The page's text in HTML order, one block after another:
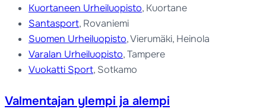
Kuortaneen Urheiluopisto, Kuortane
Santasport, Rovaniemi
Suomen Urheiluopisto, Vierumäki, Heinola
Varalan Urheiluopisto, Tampere
Vuokatti Sport, Sotkamo
Valmentajan ylempi ja alempi